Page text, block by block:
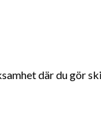
där du gör